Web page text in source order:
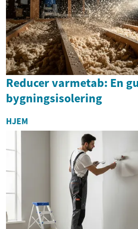
Reducer varmetab: En
bygningsisolering
HJEM